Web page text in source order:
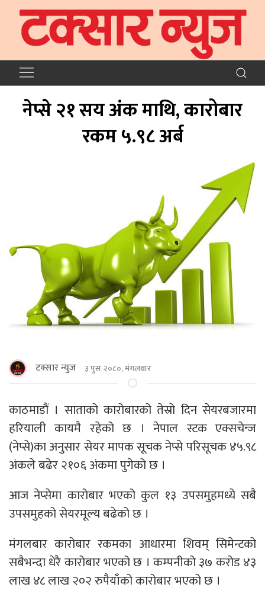
नेप्से २१ सय अंक माथि, कारोबार
रकम ५.९८ अर्ब
टक्सार न्युज ३ पुस २०८०, मंगलबार
काठमाडौं । साताको कारोबारको तेस्रो दिन सेयरबजारमा
हरियाली कायमै रहेको छ । नेपाल स्टक एक्सचेन्ज
(नेप्से)का अनुसार सेयर मापक सूचक नेप्से परिसूचक ४५.९८
अंकले बढेर २१०६ अंकमा पुगेको छ ।
आज नेप्सेमा कारोबार भएको कुल १३ उपसमुहमध्ये सबै
उपसमुहको सेयरमूल्य बढेको छ ।
मंगलबार कारोबार रकमका आधारमा शिवम् सिमेन्टको
सबैभन्दा धेरै कारोबार भएको छ । कम्पनीको ३७ करोड ४३
लाख ४८ लाख २०२ रुपैयाँको कारोबार भएको छ ।